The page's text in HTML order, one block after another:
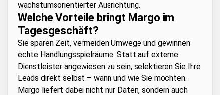
wachstumsorientierter Ausrichtung.
Welche Vorteile bringt Margo im
Tagesgeschäft?
Sie sparen Zeit, vermeiden Umwege und gewinnen
echte Handlungsspielräume. Statt auf externe
Dienstleister angewiesen zu sein, selektieren Sie Ihre
Leads direkt selbst – wann und wie Sie möchten.
Margo liefert dabei nicht nur Daten, sondern auch